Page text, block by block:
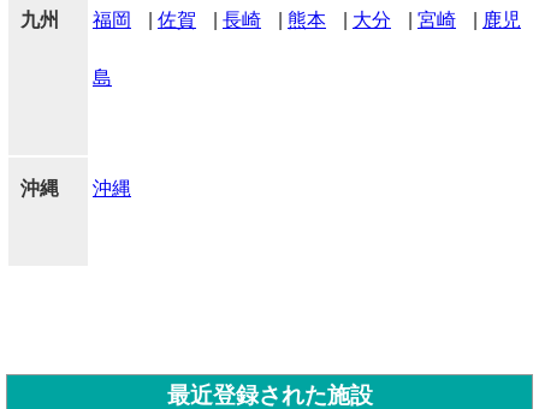
九州 福岡 佐賀 長崎 熊本 大分 宮崎 鹿児
島
沖縄 沖縄
最近登録された施設